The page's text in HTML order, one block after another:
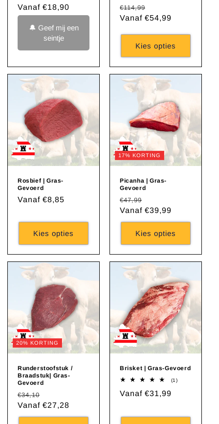
Normale
prijs
Vanaf €18,90
🔔 Geef mij een
seintje
Normale
prijs
€114,99
Vanaf €54,99
Kies opties
Rosbief | Gras-
Gevoerd
Normale
Vanaf €8,85
Kies opties
17% KORTING
Picanha | Gras-
Gevoerd
Normale
prijs
€47,99
Vanaf €39,99
Kies opties
20% KORTING
Runderstoofstuk /
Braadstuk| Gras-
Gevoerd
Normale
prijs
€34,10
Vanaf €27,28
Brisket | Gras-Gevoerd
(1)1
Normale
Vanaf €31,99